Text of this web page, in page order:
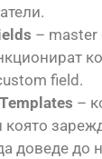
– master
field.
–
която
доведе до